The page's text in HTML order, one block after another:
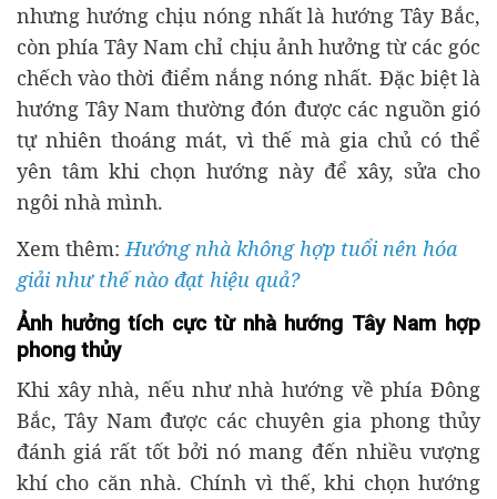
nhưng hướng chịu nóng nhất là hướng Tây Bắc,
còn phía Tây Nam chỉ chịu ảnh hưởng từ các góc
chếch vào thời điểm nắng nóng nhất. Đặc biệt là
hướng Tây Nam thường đón được các nguồn gió
tự nhiên thoáng mát, vì thế mà gia chủ có thể
yên tâm khi chọn hướng này để xây, sửa cho
ngôi nhà mình.
Xem thêm: Hướng nhà không hợp tuổi nên hóa
giải như thế nào đạt hiệu quả?
Ảnh hưởng tích cực từ nhà hướng Tây Nam hợp
phong thủy
Khi xây nhà, nếu như nhà hướng về phía Đông
Bắc, Tây Nam được các chuyên gia phong thủy
đánh giá rất tốt bởi nó mang đến nhiều vượng
khí cho căn nhà. Chính vì thế, khi chọn hướng